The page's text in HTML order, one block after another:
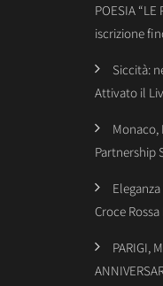
POESIA “LE
iscrizione
Siccità:
Attivato il
Monaco,
Partnership
Croce
PARIGI,